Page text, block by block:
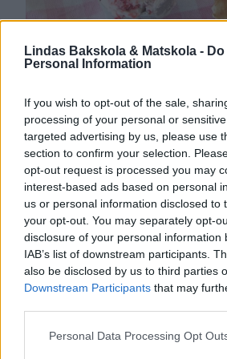
Lindas Bakskola & Matskola -
Personal Information
If you wish to opt-out of the sale,
processing of your personal or
targeted advertising by us, please use
section to confirm your selection.
opt-out request is processed you may
interest-based ads based on personal
us or personal information disclosed to
your opt-out. You may separately opt-
disclosure of your personal information
IAB’s list of downstream participants.
also be disclosed by us to third parties
Downstream Participants that may
Personal Data Processing Opt
KRÄMIG JORDGUBBSGLASS
GLASSMASKIN
Lyxig och enkel jordgubbsglass